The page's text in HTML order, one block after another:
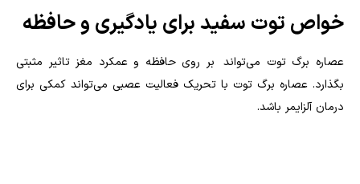
خواص توت سفید برای یادگیری و حافظه
عصاره برگ توت می‌تواند بر روی حافظه و عمکرد مغز تاثیر مثبتی
بگذارد. عصاره برگ توت با تحریک فعالیت عصبی می‌تواند کمکی برای
درمان آلزایمر باشد.